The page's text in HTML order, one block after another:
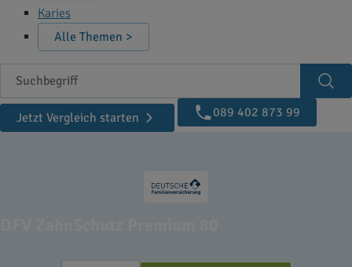
Karies
Alle Themen >
Suchbegriff
Jetzt Vergleich starten
089 402 873 99